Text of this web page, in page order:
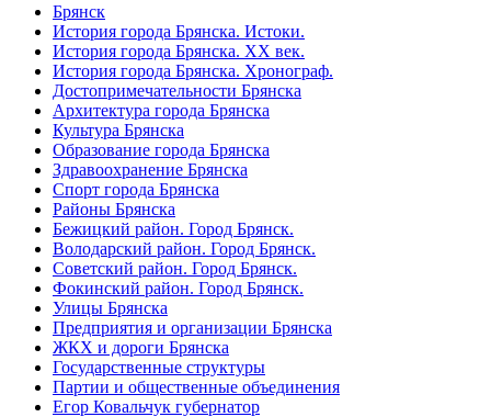
Брянск
История города Брянска. Истоки.
История города Брянска. XX век.
История города Брянска. Хронограф.
Достопримечательности Брянска
Архитектура города Брянска
Культура Брянска
Образование города Брянска
Здравоохранение Брянска
Спорт города Брянска
Районы Брянска
Бежицкий район. Город Брянск.
Володарский район. Город Брянск.
Советский район. Город Брянск.
Фокинский район. Город Брянск.
Улицы Брянска
Предприятия и организации Брянска
ЖКХ и дороги Брянска
Государственные структуры
Партии и общественные объединения
Егор Ковальчук губернатор